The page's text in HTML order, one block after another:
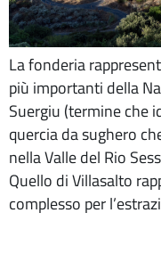
La fonderia
più importanti della
Suergiu (termine che
quercia da sughero
nella Valle del Rio
Quello di Villasalto
complesso per